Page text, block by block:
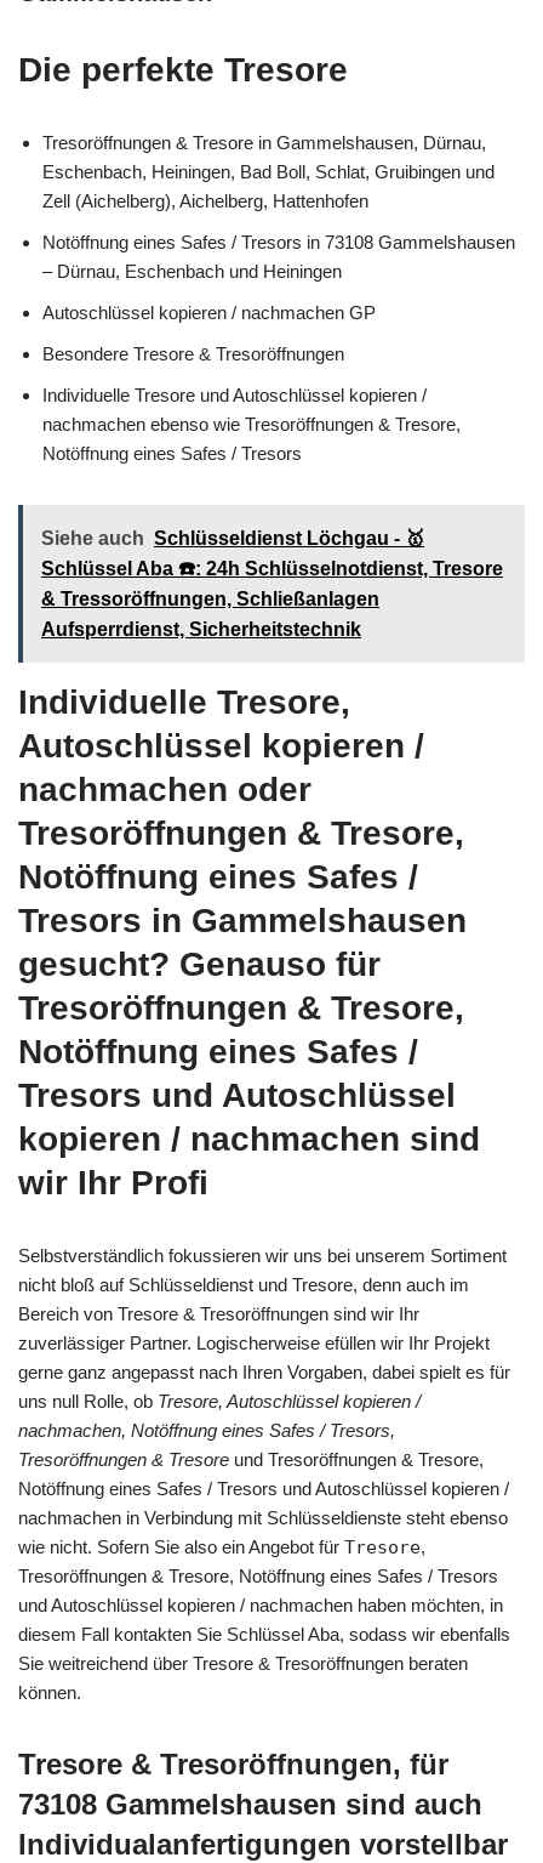
Die perfekte Tresore
Tresoröffnungen & Tresore in Gammelshausen, Dürnau,
Eschenbach, Heiningen, Bad Boll, Schlat, Gruibingen und
Zell (Aichelberg), Aichelberg, Hattenhofen
Notöffnung eines Safes / Tresors in 73108 Gammelshausen
– Dürnau, Eschenbach und Heiningen
Autoschlüssel kopieren / nachmachen GP
Besondere Tresore & Tresoröffnungen
Individuelle Tresore und Autoschlüssel kopieren /
nachmachen ebenso wie Tresoröffnungen & Tresore,
Notöffnung eines Safes / Tresors
Siehe auch Schlüsseldienst Löchgau - 🥇
Schlüssel Aba ☎️: 24h Schlüsselnotdienst, Tresore
& Tressoröffnungen, Schließanlagen
Aufsperrdienst, Sicherheitstechnik
Individuelle Tresore,
Autoschlüssel kopieren /
nachmachen oder
Tresoröffnungen & Tresore,
Notöffnung eines Safes /
Tresors in Gammelshausen
gesucht? Genauso für
Tresoröffnungen & Tresore,
Notöffnung eines Safes /
Tresors und Autoschlüssel
kopieren / nachmachen sind
wir Ihr Profi
Selbstverständlich fokussieren wir uns bei unserem Sortiment
nicht bloß auf Schlüsseldienst und Tresore, denn auch im
Bereich von Tresore & Tresoröffnungen sind wir Ihr
zuverlässiger Partner. Logischerweise efüllen wir Ihr Projekt
gerne ganz angepasst nach Ihren Vorgaben, dabei spielt es für
uns null Rolle, ob Tresore, Autoschlüssel kopieren /
nachmachen, Notöffnung eines Safes / Tresors,
Tresoröffnungen & Tresore und Tresoröffnungen & Tresore,
Notöffnung eines Safes / Tresors und Autoschlüssel kopieren /
nachmachen in Verbindung mit Schlüsseldienste steht ebenso
wie nicht. Sofern Sie also ein Angebot für Tresore,
Tresoröffnungen & Tresore, Notöffnung eines Safes / Tresors
und Autoschlüssel kopieren / nachmachen haben möchten, in
diesem Fall kontakten Sie Schlüssel Aba, sodass wir ebenfalls
Sie weitreichend über Tresore & Tresoröffnungen beraten
können.
Tresore & Tresoröffnungen, für
73108 Gammelshausen sind auch
Individualanfertigungen vorstellbar